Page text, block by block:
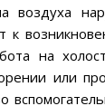
воздуха
к
на
или